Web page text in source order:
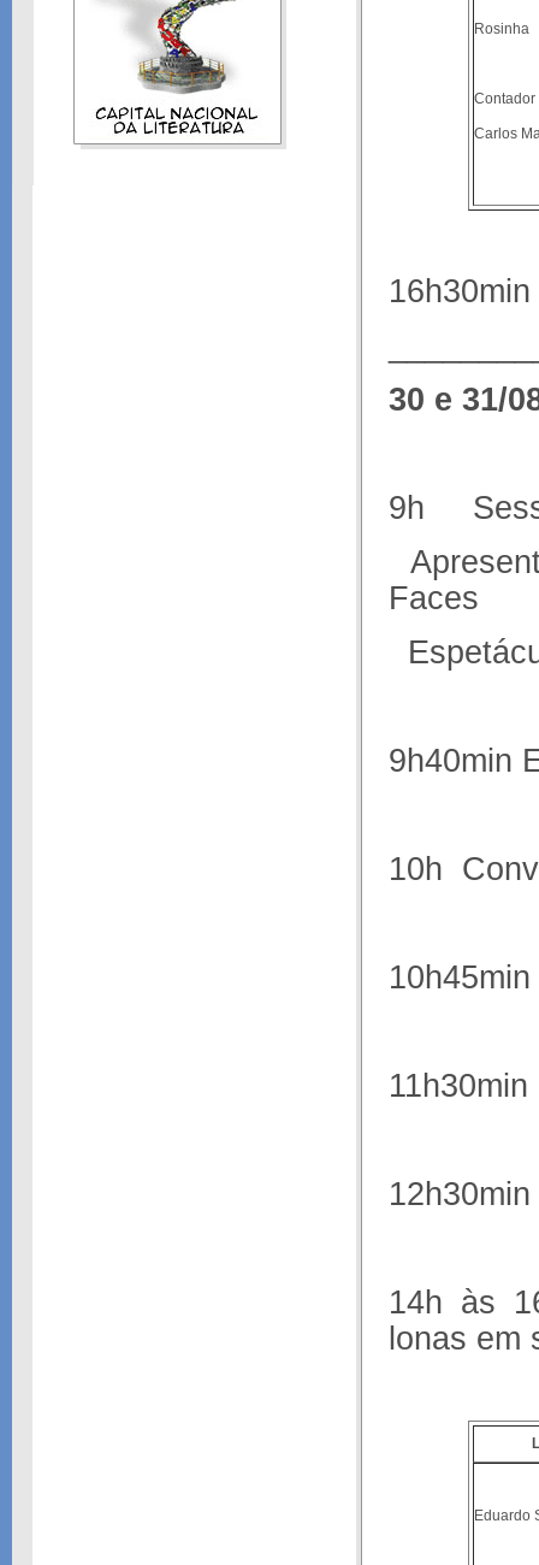
Rosinha
Contador
Carlos
30 e 31/
9h
Faces
9h40min
10h
14h às
lonas em
Eduardo